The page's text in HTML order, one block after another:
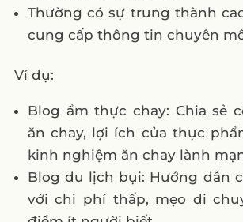
Thường có sự trung thành
cung cấp thông tin chuyên
Ví dụ:
Blog ẩm thực chay: Chia sẻ
ăn chay, lợi ích của thực
kinh nghiệm ăn chay lành
Blog du lịch bụi: Hướng dẫn
với chi phí thấp, mẹo di